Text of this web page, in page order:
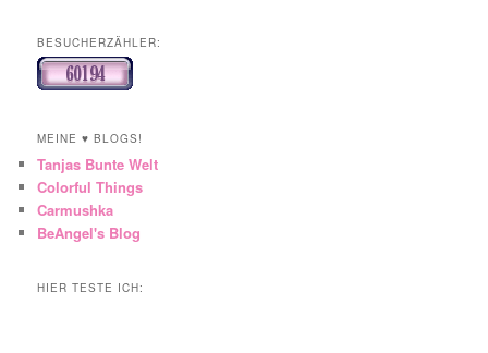
BESUCHERZÄHLER:
MEINE ♥ BLOGS!
Tanjas Bunte Welt
Colorful Things
Carmushka
BeAngel's Blog
HIER TESTE ICH: